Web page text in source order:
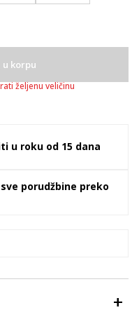
u korpu
željenu veličinu
u roku od 15 dana
porudžbine preko